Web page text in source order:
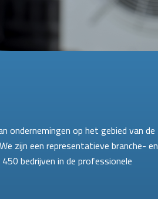
ondernemingen op het gebied van de
zijn een representatieve branche- en
bedrijven in de professionele